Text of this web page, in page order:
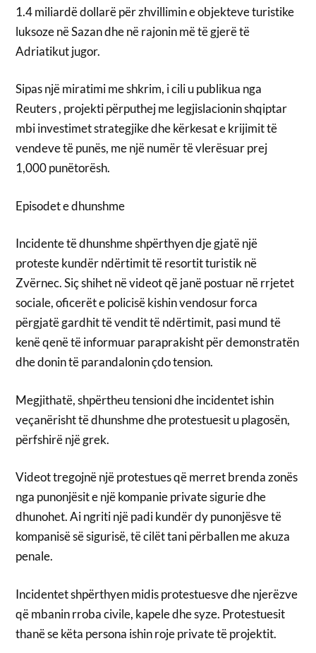
1.4 miliardë dollarë për zhvillimin e objekteve turistike
luksoze në Sazan dhe në rajonin më të gjerë të
Adriatikut jugor.
Sipas një miratimi me shkrim, i cili u publikua nga
Reuters , projekti përputhej me legjislacionin shqiptar
mbi investimet strategjike dhe kërkesat e krijimit të
vendeve të punës, me një numër të vlerësuar prej
1,000 punëtorësh.
Episodet e dhunshme
Incidente të dhunshme shpërthyen dje gjatë një
proteste kundër ndërtimit të resortit turistik në
Zvërnec. Siç shihet në videot që janë postuar në rrjetet
sociale, oficerët e policisë kishin vendosur forca
përgjatë gardhit të vendit të ndërtimit, pasi mund të
kenë qenë të informuar paraprakisht për demonstratën
dhe donin të parandalonin çdo tension.
Megjithatë, shpërtheu tensioni dhe incidentet ishin
veçanërisht të dhunshme dhe protestuesit u plagosën,
përfshirë një grek.
Videot tregojnë një protestues që merret brenda zonës
nga punonjësit e një kompanie private sigurie dhe
dhunohet. Ai ngriti një padi kundër dy punonjësve të
kompanisë së sigurisë, të cilët tani përballen me akuza
penale.
Incidentet shpërthyen midis protestuesve dhe njerëzve
që mbanin rroba civile, kapele dhe syze. Protestuesit
thanë se këta persona ishin roje private të projektit.